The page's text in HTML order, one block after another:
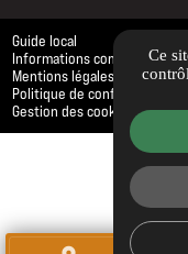
Guide local
Informations
Mentions légales
Politique de confidentialité
Gestion des cookies
Ce